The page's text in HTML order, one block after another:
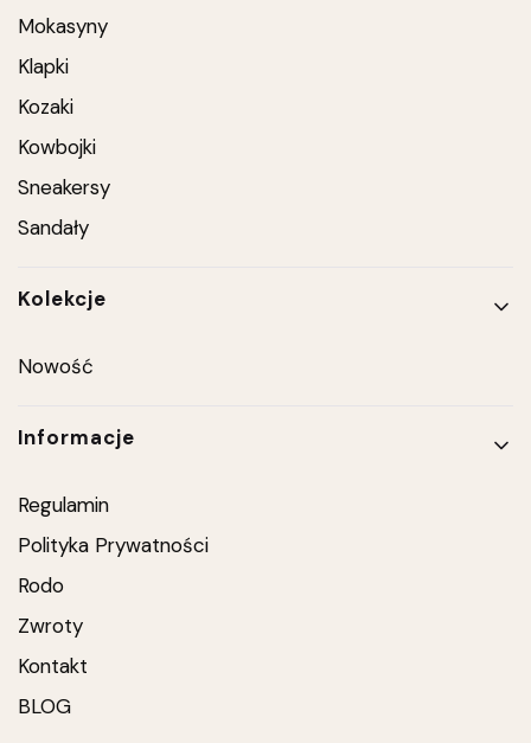
Mokasyny
Klapki
Kozaki
Kowbojki
Sneakersy
Sandały
Kolekcje
Nowość
Informacje
Regulamin
Polityka Prywatności
Rodo
Zwroty
Kontakt
BLOG